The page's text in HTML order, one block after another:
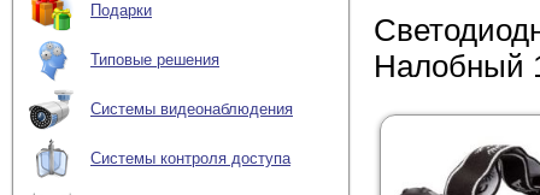
Подарки
Типовые решения
Системы видеонаблюдения
Системы контроля доступа
Налобный